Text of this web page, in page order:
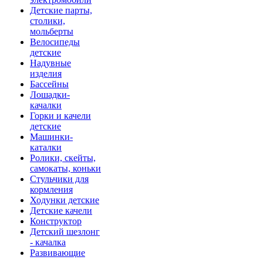
Детские парты,
столики,
мольберты
Велосипеды
детские
Надувные
изделия
Бассейны
Лошадки-
качалки
Горки и качели
детские
Машинки-
каталки
Ролики, скейты,
самокаты, коньки
Стульчики для
кормления
Ходунки детские
Детские качели
Конструктор
Детский шезлонг
- качалка
Развивающие